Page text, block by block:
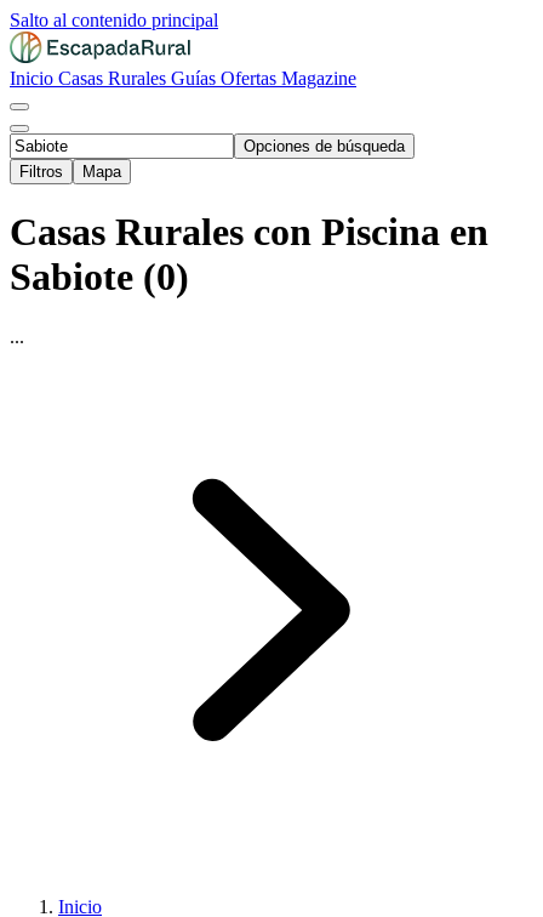
Salto al contenido principal
Inicio Casas Rurales Guías Ofertas Magazine
Opciones de búsqueda
Filtros
Mapa
Casas Rurales con Piscina en
Sabiote (0)
...
Inicio